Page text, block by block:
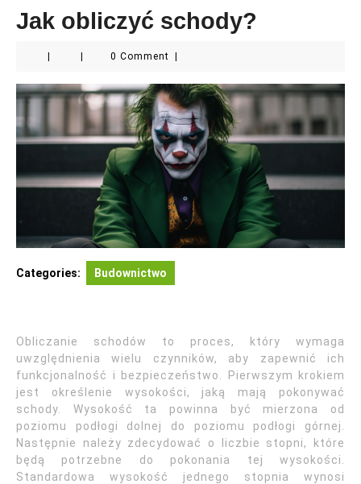
Jak obliczyć schody?
0 Comment
Categories: Budownictwo
Obliczanie schodów to proces, który wymaga
uwzględnienia wielu czynników, aby zapewnić ich
funkcjonalność i bezpieczeństwo. Pierwszym krokiem
jest określenie wysokości, jaką mają pokonywać
schody. Wysokość ta powinna być mierzona od
poziomu podłogi dolnej do poziomu podłogi górnej.
Następnie należy zdecydować o liczbie stopni, które
będą potrzebne do pokonania tej wysokości.
Standardowa wysokość jednego stopnia wynosi